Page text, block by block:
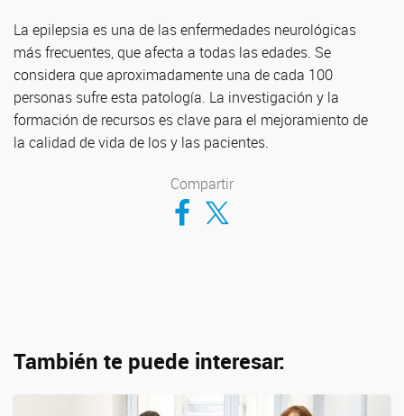
La epilepsia es una de las enfermedades neurológicas
más frecuentes, que afecta a todas las edades. Se
considera que aproximadamente una de cada 100
personas sufre esta patología. La investigación y la
formación de recursos es clave para el mejoramiento de
la calidad de vida de los y las pacientes.
Compartir
Compartir en Facebook
Compartir en Twitter
También te puede interesar: